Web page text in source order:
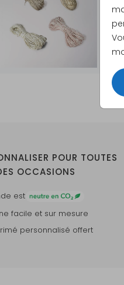
POUR TOUTES
OCCASIONS
est
facile et sur mesure
personnalisé offert